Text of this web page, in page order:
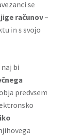
se
računov–
in s svojo
bi
predvsem